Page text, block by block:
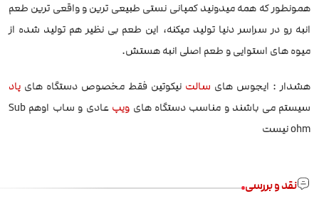
همونطور که همه میدونید کمپانی نستی طبیعی ترین و واقعی ترین طعم
انبه رو در سراسر دنیا تولید میکنه، این طعم بی نظیر هم تولید شده از
میوه های استوایی و طعم اصلی انبه هستش.
هشدار : ایجوس های سالت نیکوتین فقط مخصوص دستگاه های پاد
سیستم می باشند و مناسب دستگاه های ویپ
عادی و ساب اوهم Sub
ohm نیست
نقد و بررسی